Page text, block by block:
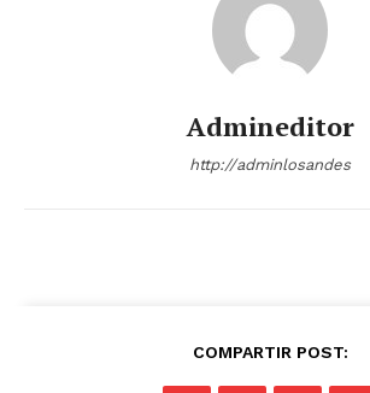
Admineditor
http://adminlosandes
COMPARTIR POST: